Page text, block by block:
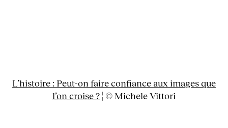
L’histoire : Peut-on faire confiance aux images que
l’on croise ? ¦ © Michele Vittori